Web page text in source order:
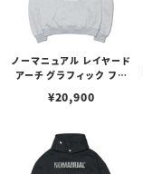
ノーマニュアル レイヤード
アーチ グラフィック フー
ズ）
¥20,900